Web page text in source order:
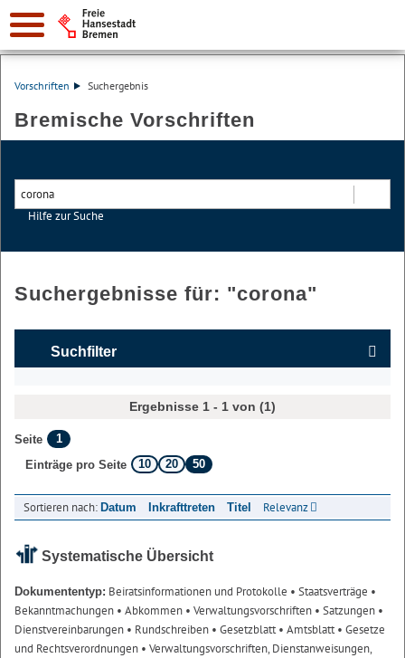
Vorschriften Suchergebnis
Bremische Vorschriften
Hilfe zur Suche
Suchergebnisse für: "corona"
Suchfilter
Ergebnisse 1 - 1 von (1)
Seite
1
Einträge pro Seite
10 20 50
Sortieren nach: Datum Inkrafttreten Titel Relevanz
Systematische Übersicht
Dokumententyp: Beiratsinformationen und Protokolle • Staatsverträge •
Bekanntmachungen • Abkommen • Verwaltungsvorschriften • Satzungen •
Dienstvereinbarungen • Rundschreiben • Gesetzblatt• Amtsblatt• Gesetze
und Rechtsverordnungen • Verwaltungsvorschriften, Dienstanweisungen,